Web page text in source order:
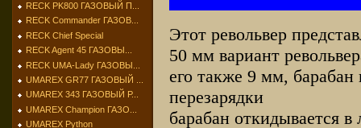
RECK PK800 ГАЗОВЫЙ П...
RECK Commander ГАЗОВ...
RECK Chief Special
RECK Agent 45 ГАЗОВЫ...
RECK UMA-Lady ГАЗОВЫ...
UMAREX GR77 ГАЗОВЫЙ ...
UMAREX 343 ГАЗОВЫЙ Р...
UMAREX Champion ГАЗО...
UMAREX Python
Этот револьвер
50 мм вариант
его также 9 мм,
перезарядки
барабан откидывается